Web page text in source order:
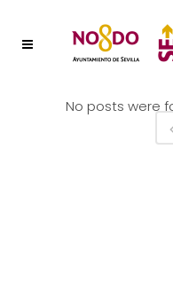
No posts were